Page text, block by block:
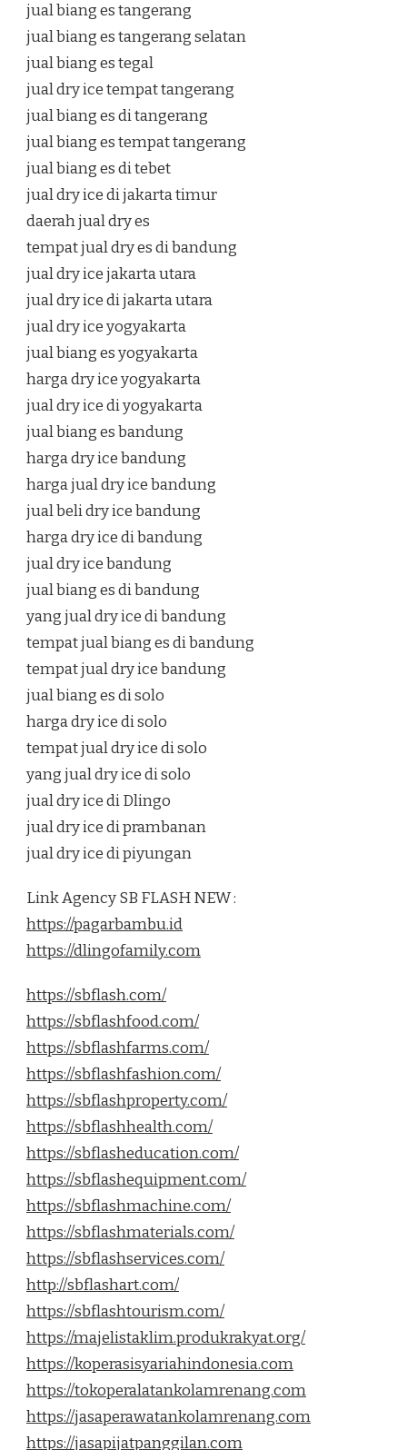
jual biang es tangerang
jual biang es tangerang selatan
jual biang es tegal
jual dry ice tempat tangerang
jual biang es di tangerang
jual biang es tempat tangerang
jual biang es di tebet
jual dry ice di jakarta timur
daerah jual dry es
tempat jual dry es di bandung
jual dry ice jakarta utara
jual dry ice di jakarta utara
jual dry ice yogyakarta
jual biang es yogyakarta
harga dry ice yogyakarta
jual dry ice di yogyakarta
jual biang es bandung
harga dry ice bandung
harga jual dry ice bandung
jual beli dry ice bandung
harga dry ice di bandung
jual dry ice bandung
jual biang es di bandung
yang jual dry ice di bandung
tempat jual biang es di bandung
tempat jual dry ice bandung
jual biang es di solo
harga dry ice di solo
tempat jual dry ice di solo
yang jual dry ice di solo
jual dry ice di Dlingo
jual dry ice di prambanan
jual dry ice di piyungan
Link Agency SB FLASH NEW :
https://pagarbambu.id
https://dlingofamily.com
https://sbflash.com/
https://sbflashfood.com/
https://sbflashfarms.com/
https://sbflashfashion.com/
https://sbflashproperty.com/
https://sbflashhealth.com/
https://sbflasheducation.com/
https://sbflashequipment.com/
https://sbflashmachine.com/
https://sbflashmaterials.com/
https://sbflashservices.com/
http://sbflashart.com/
https://sbflashtourism.com/
https://majelistaklim.produkrakyat.org/
https://koperasisyariahindonesia.com
https://tokoperalatankolamrenang.com
https://jasaperawatankolamrenang.com
https://jasapijatpanggilan.com